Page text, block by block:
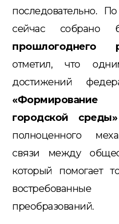
последовательно.
сейчас собрано
прошлогоднего
отметил, что
достижений
городской среды»
полноценного
связи между
который помогает
преобразований.